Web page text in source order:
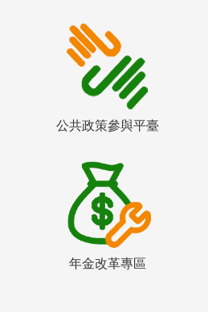
公共政策參與平臺
年金改革專區